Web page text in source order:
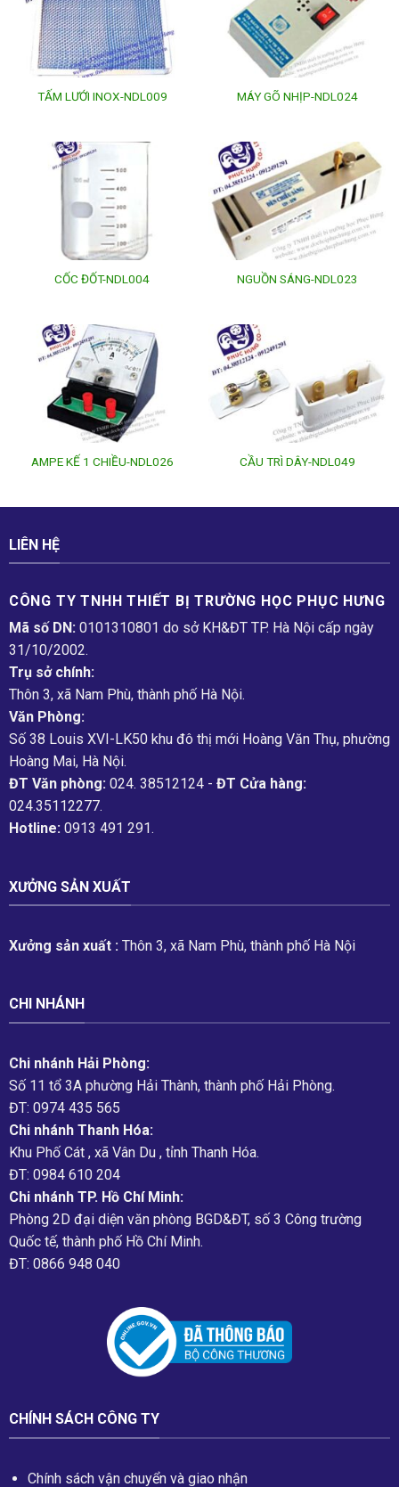
TẤM LƯỚI INOX-NDL009 MÁY GÕ NHỊP-NDL024
CỐC ĐỐT-NDL004 NGUỒN SÁNG-NDL023
AMPE KẾ 1 CHIỀU-NDL026 CẦU TRÌ DÂY-NDL049
LIÊN HỆ
CÔNG TY TNHH THIẾT BỊ TRƯỜNG HỌC PHỤC H­ƯNG
Mã số DN: 0101310801 do sở KH&ĐT TP. Hà Nội cấp ngày
31/10/2002.
Trụ sở chính:
Thôn 3, xã Nam Phù, thành phố Hà Nội.
Văn Phòng:
Số 38 Louis XVI-LK50 khu đô thị mới Hoàng Văn Thụ, phường
Hoàng Mai, Hà Nội.
ĐT Văn phòng:024. 38512124 - ĐT Cửa hàng:
024.35112277.
Hotline:0913 491 291.
XƯỞNG SẢN XUẤT
Xưởng sản xuất :Thôn 3, xã Nam Phù, thành phố Hà Nội
CHI NHÁNH
Chi nhánh Hải Phòng:
Số 11 tổ 3A phường Hải Thành, thành phố Hải Phòng.
ĐT: 0974 435 565
Chi nhánh Thanh Hóa:
Khu Phố Cát , xã Vân Du , tỉnh Thanh Hóa.
ĐT: 0984 610 204
Chi nhánh TP. Hồ Chí Minh:
Phòng 2D đại diện văn phòng BGD&ĐT, số 3 Công trường
Quốc tế, thành phố Hồ Chí Minh.
ĐT: 0866 948 040
CHÍNH SÁCH CÔNG TY
Chính sách vận chuyển và giao nhận